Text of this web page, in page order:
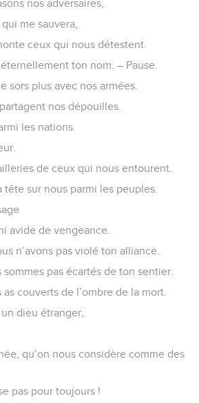
nos adversaires,
me sauvera,
ceux qui nous détestent.
ton nom. – Pause.
sors plus avec nos armées.
nos dépouilles.
les nations.
de ceux qui nous entourent.
sur nous parmi les peuples.
avide de vengeance.
n’avons pas violé ton alliance.
pas écartés de ton sentier.
couverts de l’ombre de la mort.
dieu étranger,
qu’on nous considère comme des
pas pour toujours !